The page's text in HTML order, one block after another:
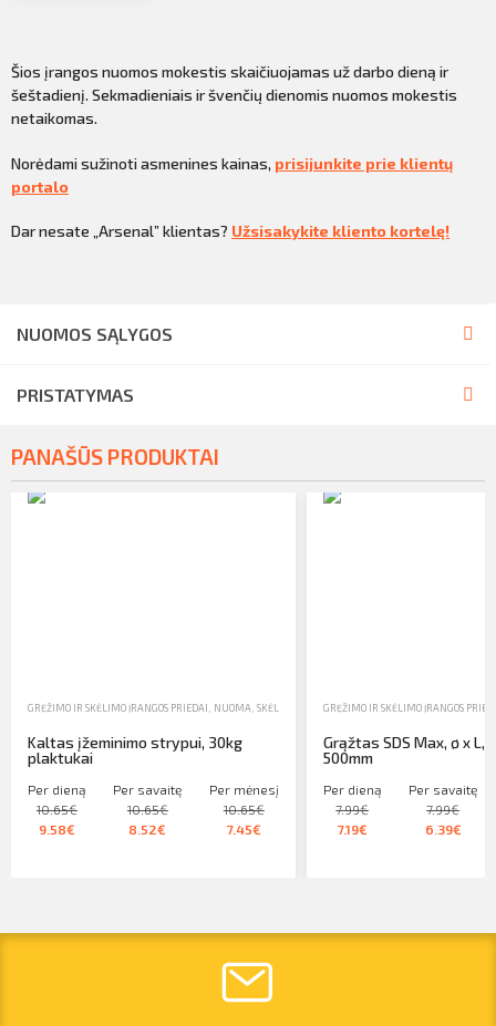
Šios įrangos nuomos mokestis skaičiuojamas už darbo dieną ir
šeštadienį. Sekmadieniais ir švenčių dienomis nuomos mokestis
netaikomas.
Norėdami sužinoti asmenines kainas, prisijunkite prie klientų
portalo
Dar nesate „Arsenal” klientas? Užsisakykite kliento kortelę!
NUOMOS SĄLYGOS
PRISTATYMAS
PANAŠŪS PRODUKTAI
GRĘŽIMO IR SKĖLIMO ĮRANGOS PRIEDAI NUOMA SKĖLIMAS, GRĘŽIMAS, SRIEGIMAS
Kaltas įžeminimo strypui, 30kg
plaktukai
Per dieną
10.65€
9.58€
Per savaitę
10.65€
8.52€
Per mėnesį
10.65€
7.45€
GRĘŽIMO IR SKĖLIMO ĮRANGOS
Grąžtas SDS Max, ø x L,
500mm
Per dieną
7.99€
7.19€
Per savaitę
7.99€
6.39€